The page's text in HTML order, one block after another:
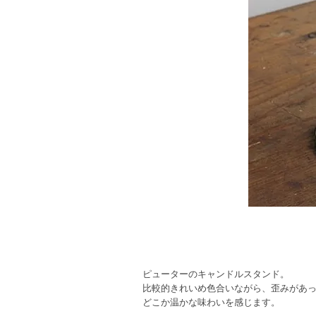
ピューターのキャンドルスタンド。
比較的きれいめ色合いながら、歪みがあ
どこか温かな味わいを感じます。